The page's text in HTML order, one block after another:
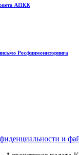
АПКК
Росфинмониторинга
и